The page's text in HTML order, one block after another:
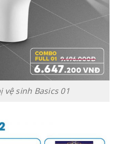
vệ sinh Basics 01